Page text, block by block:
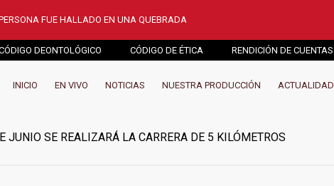
FUE HALLADO EN UNA QUEBRADA
DEONTOLÓGICO CÓDIGO DE ÉTICA RENDICIÓN DE CUENTAS
INICIO EN VIVO NOTICIAS NUESTRA PRODUCCIÓN ACTUALIDAD
JUNIO SE REALIZARÁ LA CARRERA DE 5 KILÓMETROS